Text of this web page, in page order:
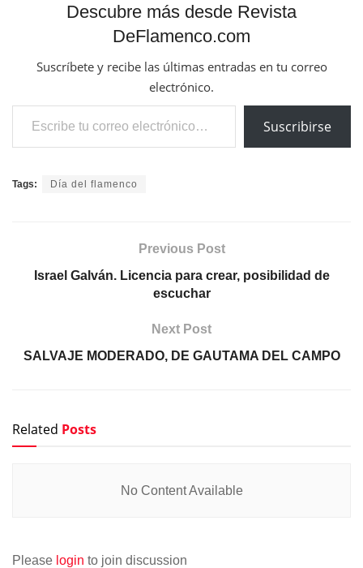
Descubre más desde Revista
DeFlamenco.com
Suscríbete y recibe las últimas entradas en tu correo
electrónico.
Escribe tu correo electrónico…
Suscribirse
Tags: Día del flamenco
Previous Post
Israel Galván. Licencia para crear, posibilidad de
escuchar
Next Post
SALVAJE MODERADO, DE GAUTAMA DEL CAMPO
Related Posts
No Content Available
Please login to join discussion